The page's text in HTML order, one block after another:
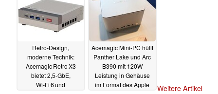
Retro‑Design,
moderne Technik:
Acemagic Retro X3
bietet 2,5‑GbE,
Wi‑Fi 6 und
Acemagic Mini-PC hüllt
Panther Lake und Arc
B390 mit 120W
Leistung in Gehäuse
im Format des Apple
Weitere Artikel